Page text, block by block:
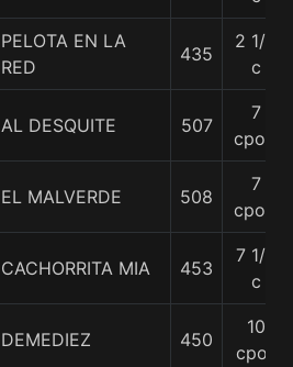
PELOTA EN LA
RED
435
2 1/2
c
AL DESQUITE 507
7
cpos.
EL MALVERDE 508
7
cpos.
CACHORRITA MIA 453
7 1/2
c
DEMEDIEZ 450
10
cpos